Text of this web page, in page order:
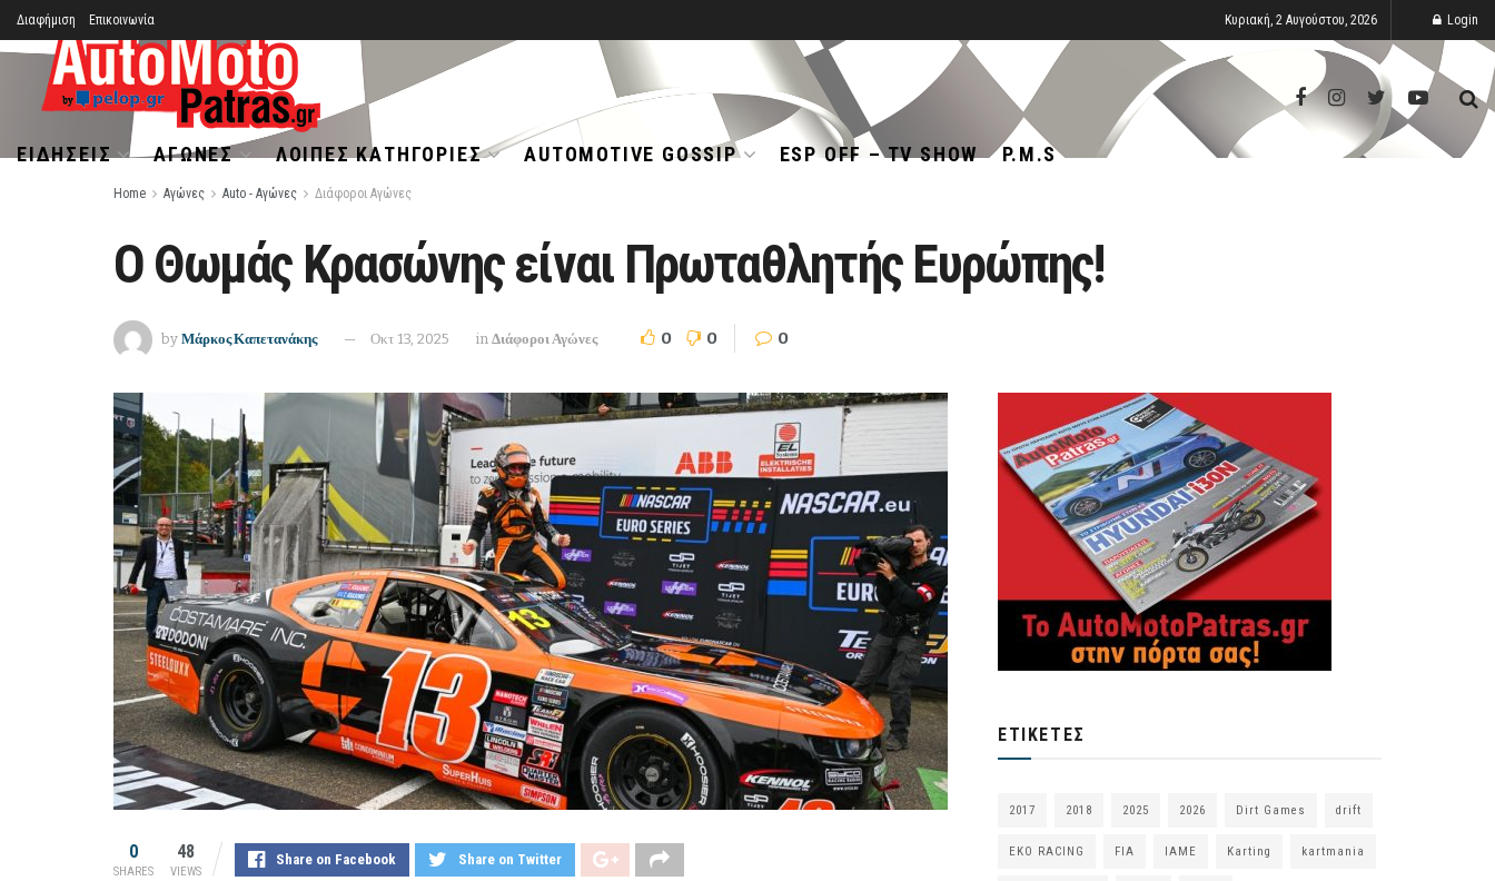
Διαφήμιση Επικοινωνία Κυριακή, 2 Αυγούστου, 2026 Login
ΕΙΔΉΣΕΙΣ ΑΓΏΝΕΣ ΛΟΙΠΈΣ ΚΑΤΗΓΟΡΊΕΣ AUTOMOTIVE GOSSIP ESP OFF – TV SHOW P.M.S
Home Αγώνες Auto - Αγώνες Διάφοροι Αγώνες
Ο Θωμάς Κρασώνης είναι Πρωταθλητής Ευρώπης!
by Μάρκος Καπετανάκης Οκτ 13, 2025 in Διάφοροι Αγώνες 0 0 0
0
SHARES
48
VIEWS
Share on Facebook Share on Twitter
ΕΤΙΚΈΤΕΣ
2017 2018 2025 2026 Dirt Games drift
EKO RACING FIA IAME Karting kartmania